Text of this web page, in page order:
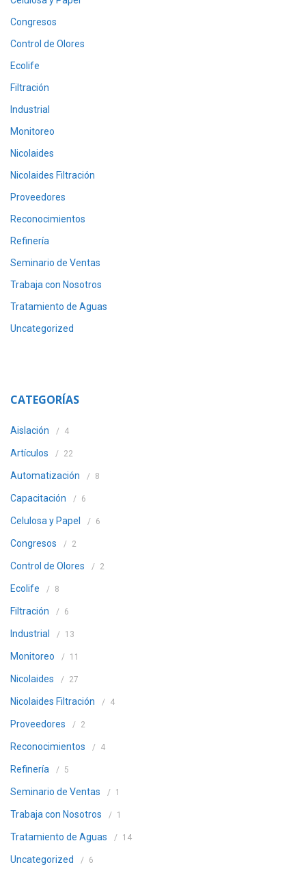
Congresos
Control de Olores
Ecolife
Filtración
Industrial
Monitoreo
Nicolaides
Nicolaides Filtración
Proveedores
Reconocimientos
Refinería
Seminario de Ventas
Trabaja con Nosotros
Tratamiento de Aguas
Uncategorized
CATEGORÍAS
Aislación 4
Artículos 22
Automatización 8
Capacitación 6
Celulosa y Papel 6
Congresos 2
Control de Olores 2
Ecolife 8
Filtración 6
Industrial 13
Monitoreo 11
Nicolaides 27
Nicolaides Filtración 4
Proveedores 2
Reconocimientos 4
Refinería 5
Seminario de Ventas 1
Trabaja con Nosotros 1
Tratamiento de Aguas 14
Uncategorized 6